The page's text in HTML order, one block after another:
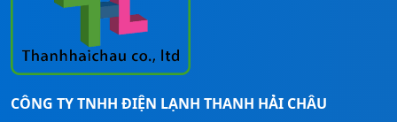
CÔNG TY TNHH ĐIỆN LẠNH THANH HẢI CHÂU